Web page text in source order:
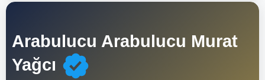
Arabulucu Arabulucu Murat
Yağcı